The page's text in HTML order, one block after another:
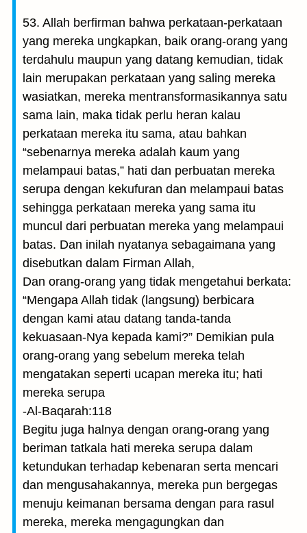
53. Allah berfirman bahwa perkataan-perkataan
yang mereka ungkapkan, baik orang-orang yang
terdahulu maupun yang datang kemudian, tidak
lain merupakan perkataan yang saling mereka
wasiatkan, mereka mentransformasikannya satu
sama lain, maka tidak perlu heran kalau
perkataan mereka itu sama, atau bahkan
“sebenarnya mereka adalah kaum yang
melampaui batas,” hati dan perbuatan mereka
serupa dengan kekufuran dan melampaui batas
sehingga perkataan mereka yang sama itu
muncul dari perbuatan mereka yang melampaui
batas. Dan inilah nyatanya sebagaimana yang
disebutkan dalam Firman Allah,
Dan orang-orang yang tidak mengetahui berkata:
“Mengapa Allah tidak (langsung) berbicara
dengan kami atau datang tanda-tanda
kekuasaan-Nya kepada kami?” Demikian pula
orang-orang yang sebelum mereka telah
mengatakan seperti ucapan mereka itu; hati
mereka serupa
-Al-Baqarah:118
Begitu juga halnya dengan orang-orang yang
beriman tatkala hati mereka serupa dalam
ketundukan terhadap kebenaran serta mencari
dan mengusahakannya, mereka pun bergegas
menuju keimanan bersama dengan para rasul
mereka, mereka mengagungkan dan